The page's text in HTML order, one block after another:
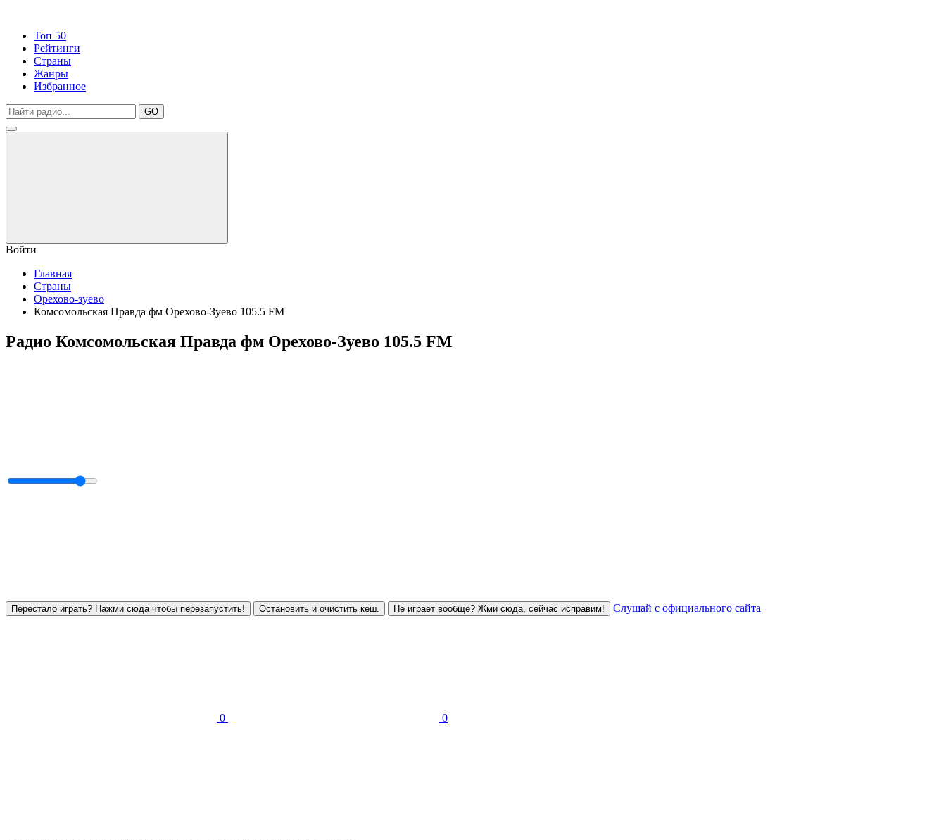
Топ 50
Рейтинги
Страны
Жанры
Избранное
GO
Войти
Главная
Страны
Орехово-зуево
Комсомольская Правда фм Орехово-Зуево 105.5 FM
Радио Комсомольская Правда фм Орехово-Зуево 105.5 FM
Перестало играть? Нажми сюда чтобы перезапустить! Остановить и очистить кеш. Не играет вообще? Жми сюда, сейчас исправим! Слушай с официального сайта
0 0